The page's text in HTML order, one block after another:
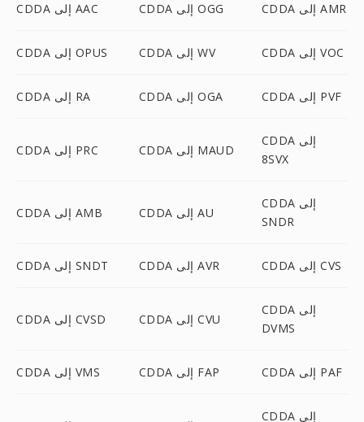
CDDA إلى AAC CDDA إلى OGG CDDA إلى AMR
CDDA إلى OPUS CDDA إلى WV CDDA إلى VOC
CDDA إلى RA CDDA إلى OGA CDDA إلى PVF
CDDA إلى PRC CDDA إلى MAUD
CDDA إلى
8SVX
CDDA إلى AMB CDDA إلى AU
CDDA إلى
SNDR
CDDA إلى SNDT CDDA إلى AVR CDDA إلى CVS
CDDA إلى CVSD CDDA إلى CVU
CDDA إلى
DVMS
CDDA إلى VMS CDDA إلى FAP CDDA إلى PAF
CDDA إلى